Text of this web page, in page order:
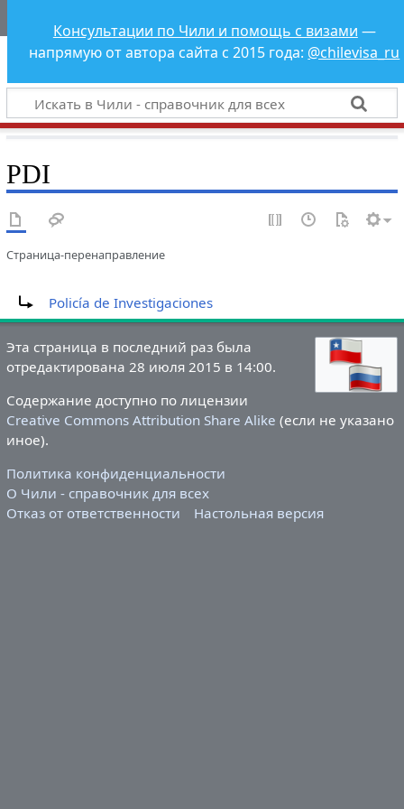
Чили - справочник
для всех
Консультации по Чили и помощь с визами —
напрямую от автора сайта с 2015 года: @chilevisa_ru
PDI
Страница-перенаправление
Policía de Investigaciones
Эта страница в последний раз была
отредактирована 28 июля 2015 в 14:00.
Содержание доступно по лицензии
Creative Commons Attribution Share Alike (если не указано
иное).
Политика конфиденциальности
О Чили - справочник для всех
Отказ от ответственности
Настольная версия